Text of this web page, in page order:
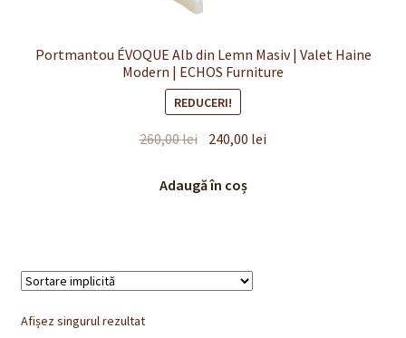
Termeni si conditii
Portmantou ÉVOQUE Alb din Lemn Masiv | Valet Haine
Modern | ECHOS Furniture
REDUCERI!
260,00lei Prețul
a
240,00 lei
Adaugă în coș
Afișez singurul rezultat